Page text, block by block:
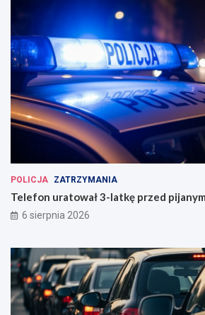
POLICJA ZATRZYMANIA
Telefon uratował 3-latkę przed
6 sierpnia 2026